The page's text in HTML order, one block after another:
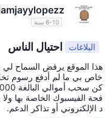
6-10 سنة
البلاغات احتيال الناس
هذا الموقع يرفض السماح
د الإلكتروني أو تذاكر الدعم.